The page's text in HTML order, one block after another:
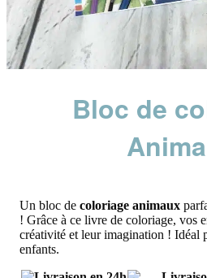
Bloc de
Un bloc de coloriage animaux
! Grâce à ce livre de coloriage, vos
créativité et leur imagination ! Idéal
enfants.